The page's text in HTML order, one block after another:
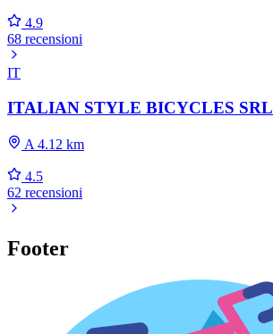
4.9
68 recensioni
IT
ITALIAN STYLE BICYCLES SRL
A 4.12 km
4.5
62 recensioni
Footer